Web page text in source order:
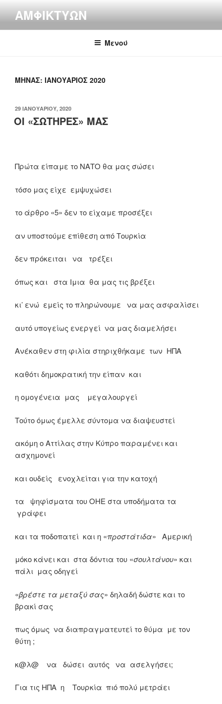
περιεχόμενο
ΑΜΦΙΚΤΎΩΝ
Μενού
ΜΉΝΑΣ: ΙΑΝΟΥΆΡΙΟΣ 2020
ΔΗΜΟΣΙΕΎΤΗΚΕ
ΣΤΙΣ
29 ΙΑΝΟΥΑΡΊΟΥ, 2020
ΟΙ «ΣΩΤΗΡΕΣ» ΜΑΣ
Πρώτα είπαμε το ΝΑΤΟ θα μας σώσει
τόσο μας είχε εμψυχώσει
το άρθρο «5» δεν το είχαμε προσέξει
αν υποστούμε επίθεση από Τουρκία
δεν πρόκειται να τρέξει
όπως και στα Ιμια θα μας τις βρέξει
κι’ ενώ εμείς το πληρώνουμε να μας ασφαλίσει
αυτό υπογείως ενεργεί να μας διαμελήσει
Ανέκαθεν στη φιλία στηριχθήκαμε των ΗΠΑ
καθότι δημοκρατική την είπαν και
η ομογένεια μας μεγαλουργεί
Τούτο όμως έμελλε σύντομα να διαψευστεί
ακόμη ο Αττίλας στην Κύπρο παραμένει και
ασχημονεί
και ουδείς ενοχλείται για την κατοχή
τα ψηφίσματα του ΟΗΕ στα υποδήματα τα
γράφει
και τα ποδοπατεί και η «προστάτιδα» Αμερική
μόκο κάνει και στα δόντια του «σουλτάνου» και
πάλι μας οδηγεί
«βρέστε τα μεταξύ σας» δηλαδή δώστε και το
βρακί σας
πως όμως να διαπραγματευτεί το θύμα με τον
θύτη ;
κ@λ@ να δώσει αυτός να ασελγήσει;
Για τις ΗΠΑ η Τουρκία πιό πολύ μετράει